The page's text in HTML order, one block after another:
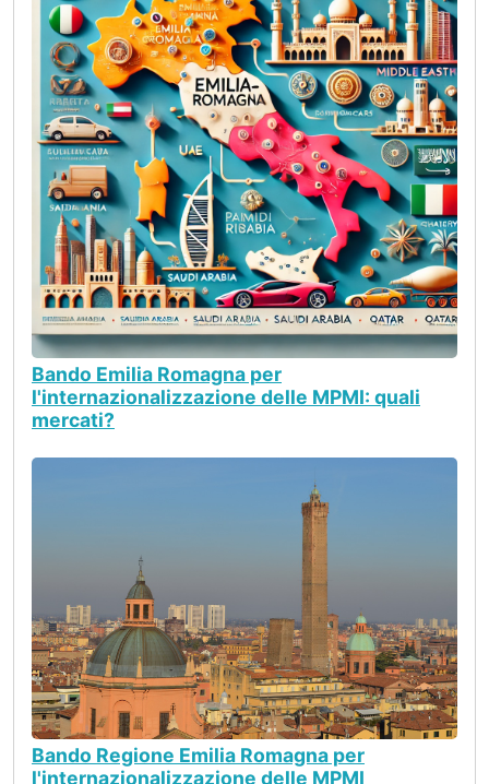
Bando Emilia Romagna per
l'internazionalizzazione delle MPMI: quali
mercati?
Bando Regione Emilia Romagna per
l'internazionalizzazione delle MPMI